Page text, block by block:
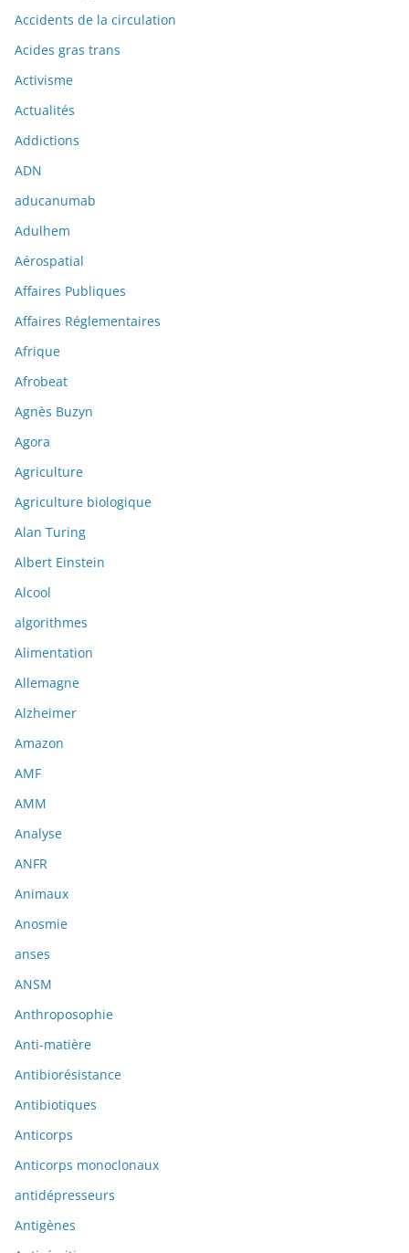
Accidents de la circulation
Acides gras trans
Activisme
Actualités
Addictions
ADN
aducanumab
Adulhem
Aérospatial
Affaires Publiques
Affaires Réglementaires
Afrique
Afrobeat
Agnès Buzyn
Agora
Agriculture
Agriculture biologique
Alan Turing
Albert Einstein
Alcool
algorithmes
Alimentation
Allemagne
Alzheimer
Amazon
AMF
AMM
Analyse
ANFR
Animaux
Anosmie
anses
ANSM
Anthroposophie
Anti-matière
Antibiorésistance
Antibiotiques
Anticorps
Anticorps monoclonaux
antidépresseurs
Antigènes